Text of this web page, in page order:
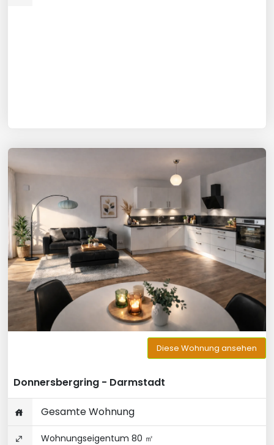
Diese Wohnung ansehen
Donnersbergring - Darmstadt
Gesamte Wohnung
Wohnungseigentum 80 ㎡